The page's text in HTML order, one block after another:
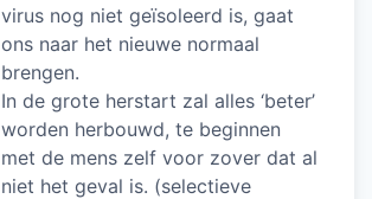
virus nog niet geïsoleerd is, gaat
ons naar het nieuwe normaal
brengen.
In de grote herstart zal alles ‘beter’
worden herbouwd, te beginnen
met de mens zelf voor zover dat al
niet het geval is. (selectieve